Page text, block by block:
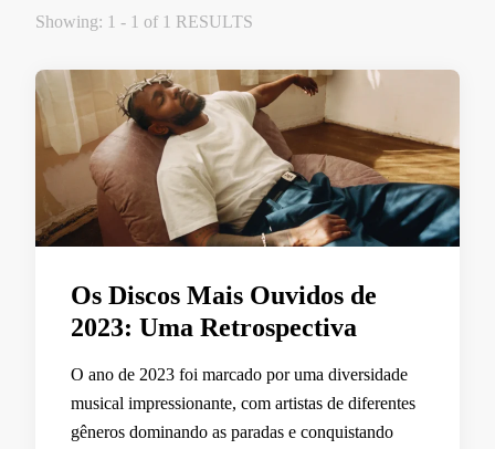
Showing: 1 - 1 of 1 RESULTS
Os Discos Mais Ouvidos de
2023: Uma Retrospectiva
O ano de 2023 foi marcado por uma diversidade
musical impressionante, com artistas de diferentes
gêneros dominando as paradas e conquistando